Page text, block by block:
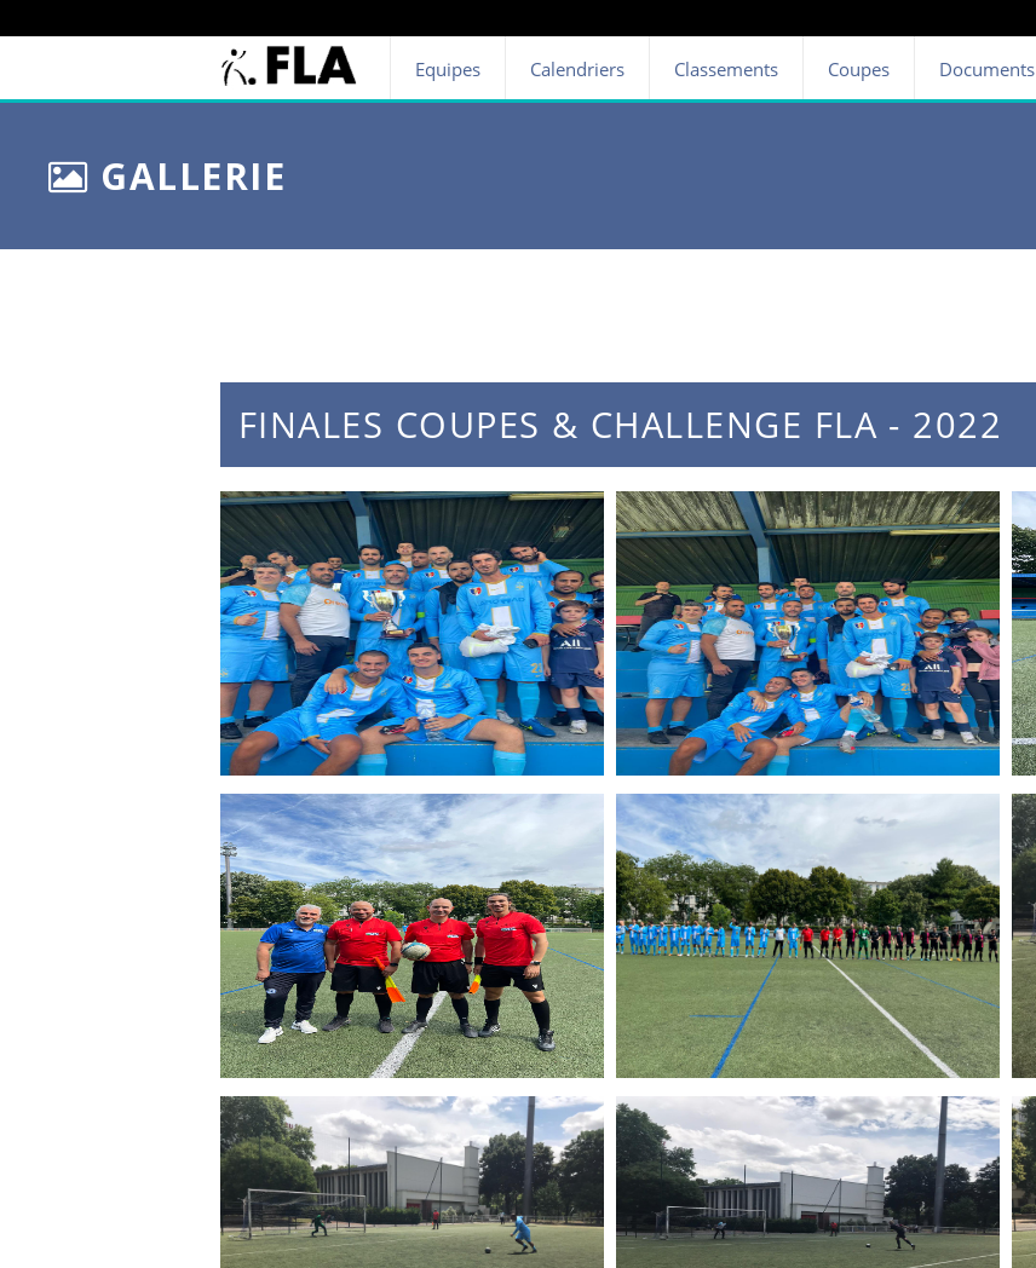
Equipes Calendriers Classements Coupes Documents
GALLERIE
FINALES COUPES & CHALLENGE FLA - 2022